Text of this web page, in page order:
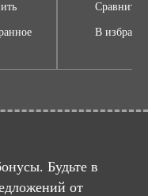
Сравнить
В
Будьте в
от